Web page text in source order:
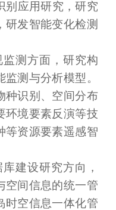
别应用研究，研究
研发智能变化检测
测方面，研究构
测与分析模型。
种识别、空间分布
环境要素反演等技
等资源要素遥感智
建设研究方向，
空间信息的统一管
时空信息一体化管